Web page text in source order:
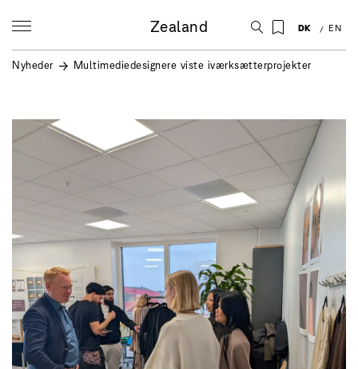
Zealand DK EN
Nyheder Multimediedesignere viste iværksætterprojekter